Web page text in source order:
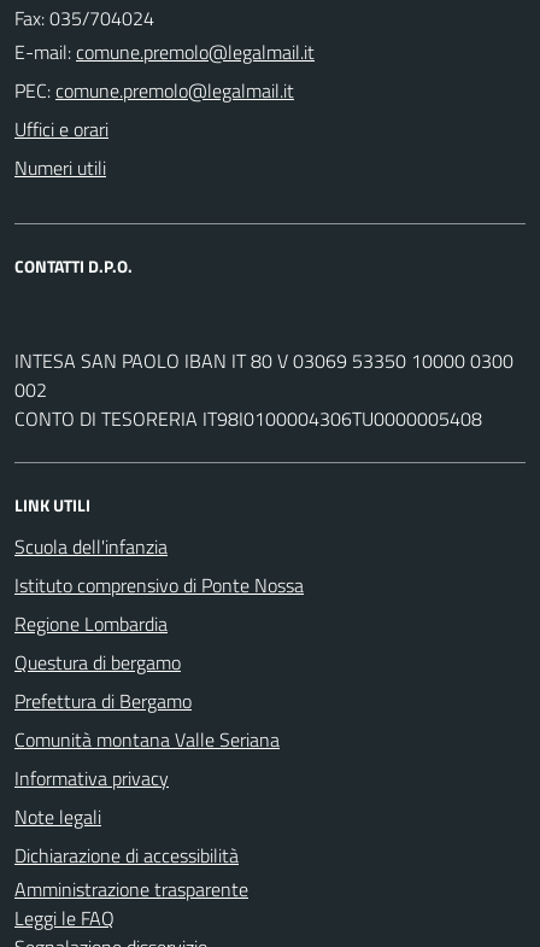
Fax: 035/704024
E-mail:
PEC:
Uffici e orari
Numeri utili
CONTATTI D.P.O.
INTESA SAN PAOLO IBAN IT 80 V 03069 53350 10000 0300
002
CONTO DI TESORERIA IT98I0100004306TU0000005408
LINK UTILI
Scuola dell'infanzia
Istituto comprensivo di Ponte Nossa
Regione Lombardia
Questura di bergamo
Prefettura di Bergamo
Comunità montana Valle Seriana
Informativa privacy
Note legali
Dichiarazione di accessibilità
Amministrazione trasparente
Leggi le FAQ